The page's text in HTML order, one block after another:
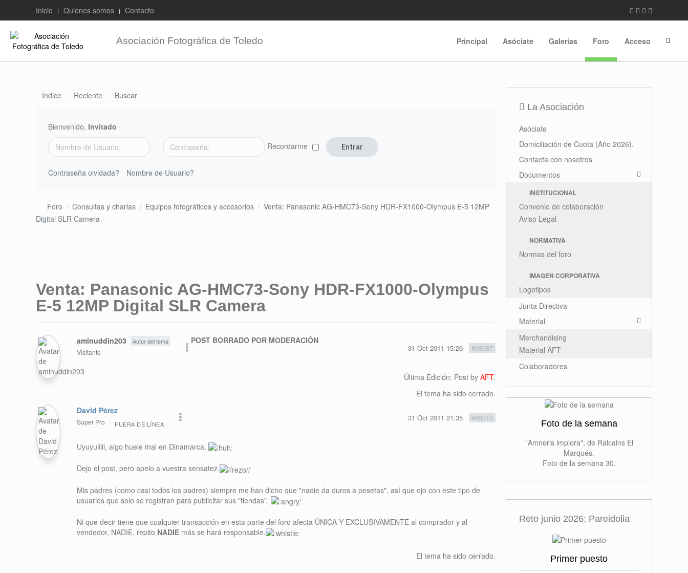
Inicio Quiénes somos Contacto
Asociación Fotográfica de Toledo Principal Asóciate Galerías Foro Acceso
Índice Reciente Buscar
Bienvenido, Invitado
Recordarme
Contraseña olvidada? Nombre de Usuario?
Foro Consultas y charlas Equipos fotográficos y accesorios
Venta: Panasonic AG-HMC73-Sony HDR-FX1000-Olympus E-5 12MP
Digital SLR Camera
Venta: Panasonic AG-HMC73-Sony HDR-FX1000-Olympus
E-5 12MP Digital SLR Camera
31 Oct 2011 15:26 #68987
aminuddin203 Autor del tema
Visitante
POST BORRADO POR MODERACIÓN
Última Edición: Post by AFT.
El tema ha sido cerrado.
31 Oct 2011 21:35 #69010
David Pérez
Super Pro FUERA DE LÍNEA
Uyuyuiiiii, algo huele mal en Dinamarca.
Dejo el post, pero apelo a vuestra sensatez.
Mis padres (como casi todos los padres) siempre me han dicho que "nadie da duros a pesetas", así que ojo con este tipo de
usuarios que solo se registran para publicitar sus "tiendas".
Ni que decir tiene que cualquier transacción en esta parte del foro afecta ÚNICA Y EXCLUSIVAMENTE al comprador y al
vendedor, NADIE, repito NADIE más se hará responsable.
El tema ha sido cerrado.
La Asociación
Asóciate
Domiciliación de Cuota (Año 2026).
Contacta con nosotros
Documentos
INSTITUCIONAL
Convenio de colaboración
Aviso Legal
NORMATIVA
Normas del foro
IMAGEN CORPORATIVA
Logotipos
Junta Directiva
Material
Merchandising
Material AFT
Colaboradores
Foto de la semana
"Amneris implora", de Ralcains El
Marqués.
Foto de la semana 30.
Reto junio 2026: Pareidolia
Primer puesto